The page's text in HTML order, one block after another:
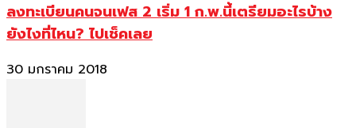
ลงทะเบียนคนจนเฟส 2 เริ่ม 1 ก.พ.นี้เตรียมอะไรบ้าง
ยังไงที่ไหน? ไปเช็คเลย
30 มกราคม 2018